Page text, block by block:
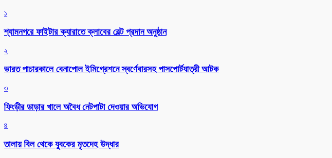
১
শ্যামনগরে ফাইটার ক্যারাতে ক্লাবের বেল্ট প্রদান অনুষ্ঠান
২
ভারত পাচারকালে বেনাপোল ইমিগ্রেশনে স্বর্ণেবারসহ পাসপোর্টযাত্রী আটক
৩
ফিংড়ীর ডাড়ার খালে অবৈধ নেটপাটা দেওয়ার অভিযোগ
৪
তালায় বিল থেকে যুবকের মৃতদেহ উদ্ধার